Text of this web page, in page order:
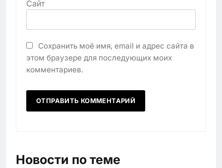
Сайт
Сохранить моё имя, email и адрес сайта в
этом браузере для последующих моих
комментариев.
Новости по теме